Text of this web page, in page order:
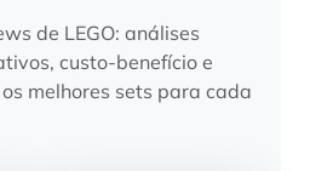
de LEGO: análises
custo-benefício e
melhores sets para cada